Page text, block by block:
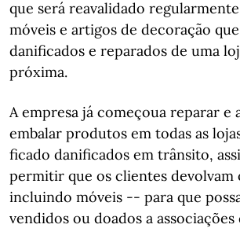
que será reavalidado
móveis e artigos de decoração
danificados e reparados de uma
próxima.
A empresa já começoua reparar e
embalar produtos em todas as
ficado danificados em trânsito,
permitir que os clientes
incluindo móveis -- para que
vendidos ou doados a